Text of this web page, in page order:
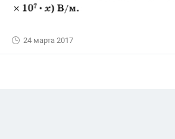
24 марта 2017